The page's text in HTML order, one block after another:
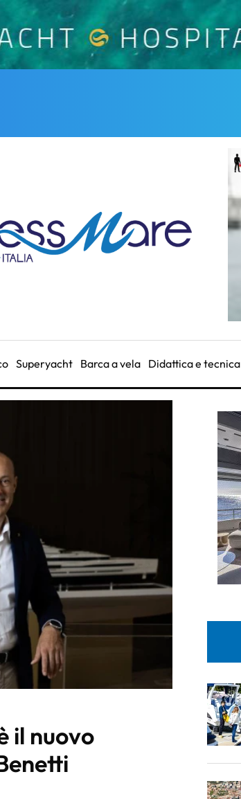
Superyacht Barca a vela Didattica e tecnica
il nuovo